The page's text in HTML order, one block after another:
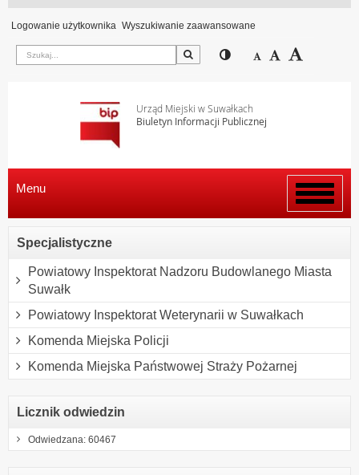
Logowanie użytkownika Wyszukiwanie zaawansowane
Szukaj Przełącz pomiędzy
Zmniejsz
Domyślny
Urząd Miejski w Suwałkach
Biuletyn Informacji Publicznej
Włącz
menu
Menu
Specjalistyczne
Powiatowy Inspektorat Nadzoru Budowlanego Miasta
Suwałk
Powiatowy Inspektorat Weterynarii w Suwałkach
Komenda Miejska Policji
Komenda Miejska Państwowej Straży Pożarnej
Licznik odwiedzin
Odwiedzana: 60467